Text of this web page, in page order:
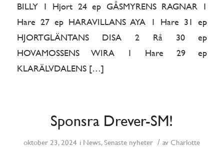
BILLY 1 Hjort 24 ep GÅSMYRENS RAGNAR 1
Hare 27 ep HARAVILLANS AYA 1 Hare 31 ep
HJORTGLÄNTANS DISA 2 Rå 30 ep
HOVAMOSSENS WIRA 1 Hare 29 ep
KLARÄLVDALENS […]
Sponsra Drever-SM!
oktober 23, 2024 i News,Senaste nyheter / avCharlotte